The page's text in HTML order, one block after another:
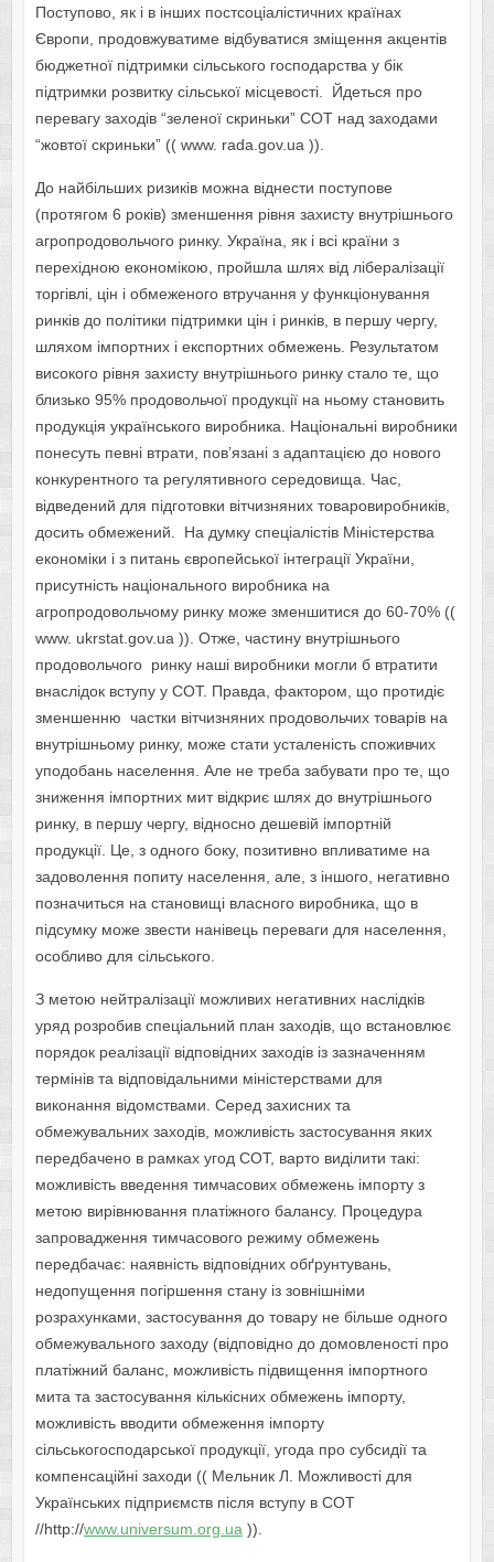
Поступово, як і в інших постсоціалістичних країнах
Європи, продовжуватиме відбуватися зміщення акцентів
бюджетної підтримки сільського господарства у бік
підтримки розвитку сільської місцевості. Йдеться про
перевагу заходів “зеленої скриньки” СОТ над заходами
“жовтої скриньки” (( www. rada.gov.ua )).
До найбільших ризиків можна віднести поступове
(протягом 6 років) зменшення рівня захисту внутрішнього
агропродовольчого ринку. Україна, як і всі країни з
перехідною економікою, пройшла шлях від лібералізації
торгівлі, цін і обмеженого втручання у функціонування
ринків до політики підтримки цін і ринків, в першу чергу,
шляхом імпортних і експортних обмежень. Результатом
високого рівня захисту внутрішнього ринку стало те, що
близько 95% продовольчої продукції на ньому становить
продукція українського виробника. Національні виробники
понесуть певні втрати, пов’язані з адаптацією до нового
конкурентного та регулятивного середовища. Час,
відведений для підготовки вітчизняних товаровиробників,
досить обмежений. На думку спеціалістів Міністерства
економіки і з питань європейської інтеграції України,
присутність національного виробника на
агропродовольчому ринку може зменшитися до 60-70% ((
www. ukrstat.gov.ua )). Отже, частину внутрішнього
продовольчого ринку наші виробники могли б втратити
внаслідок вступу у СОТ. Правда, фактором, що протидіє
зменшенню частки вітчизняних продовольчих товарів на
внутрішньому ринку, може стати усталеність споживчих
уподобань населення. Але не треба забувати про те, що
зниження імпортних мит відкриє шлях до внутрішнього
ринку, в першу чергу, відносно дешевій імпортній
продукції. Це, з одного боку, позитивно впливатиме на
задоволення попиту населення, але, з іншого, негативно
позначиться на становищі власного виробника, що в
підсумку може звести нанівець переваги для населення,
особливо для сільського.
З метою нейтралізації можливих негативних наслідків
уряд розробив спеціальний план заходів, що встановлює
порядок реалізації відповідних заходів із зазначенням
термінів та відповідальними міністерствами для
виконання відомствами. Серед захисних та
обмежувальних заходів, можливість застосування яких
передбачено в рамках угод СОТ, варто виділити такі:
можливість введення тимчасових обмежень імпорту з
метою вирівнювання платіжного балансу. Процедура
запровадження тимчасового режиму обмежень
передбачає: наявність відповідних обґрунтувань,
недопущення погіршення стану із зовнішніми
розрахунками, застосування до товару не більше одного
обмежувального заходу (відповідно до домовленості про
платіжний баланс, можливість підвищення імпортного
мита та застосування кількісних обмежень імпорту,
можливість вводити обмеження імпорту
сільськогосподарської продукції, угода про субсидії та
компенсаційні заходи (( Мельник Л. Можливості для
Українських підприємств після вcтупу в СОТ
//http://www.universum.org.ua)).